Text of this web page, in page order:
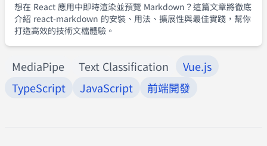
想在 React 應用中即時渲染並預覽 Markdown？這篇文章將徹底
介紹 react-markdown 的安裝、用法、擴展性與最佳實踐，幫你
打造高效的技術文檔體驗。
MediaPipe Text Classification
Vue.js
TypeScript
JavaScript 前端開發